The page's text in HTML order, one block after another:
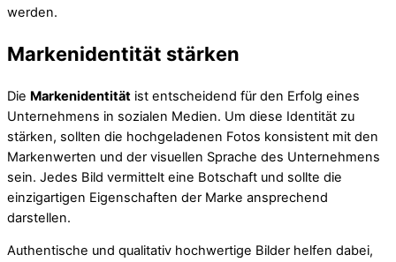
werden.
Markenidentität stärken
Die Markenidentität ist entscheidend für den Erfolg eines
Unternehmens in sozialen Medien. Um diese Identität zu
stärken, sollten die hochgeladenen Fotos konsistent mit den
Markenwerten und der visuellen Sprache des Unternehmens
sein. Jedes Bild vermittelt eine Botschaft und sollte die
einzigartigen Eigenschaften der Marke ansprechend
darstellen.
Authentische und qualitativ hochwertige Bilder helfen dabei,